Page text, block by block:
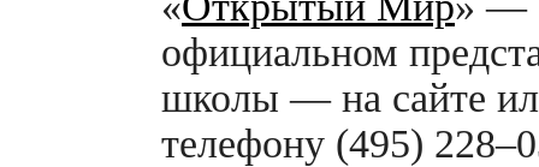
официальном
школы — на сайте
телефону (495)